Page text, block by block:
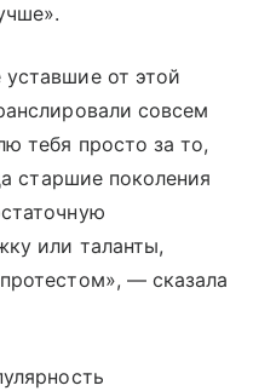
от этой
совсем
тебя просто за то,
старшие поколения
или таланты,
— сказала